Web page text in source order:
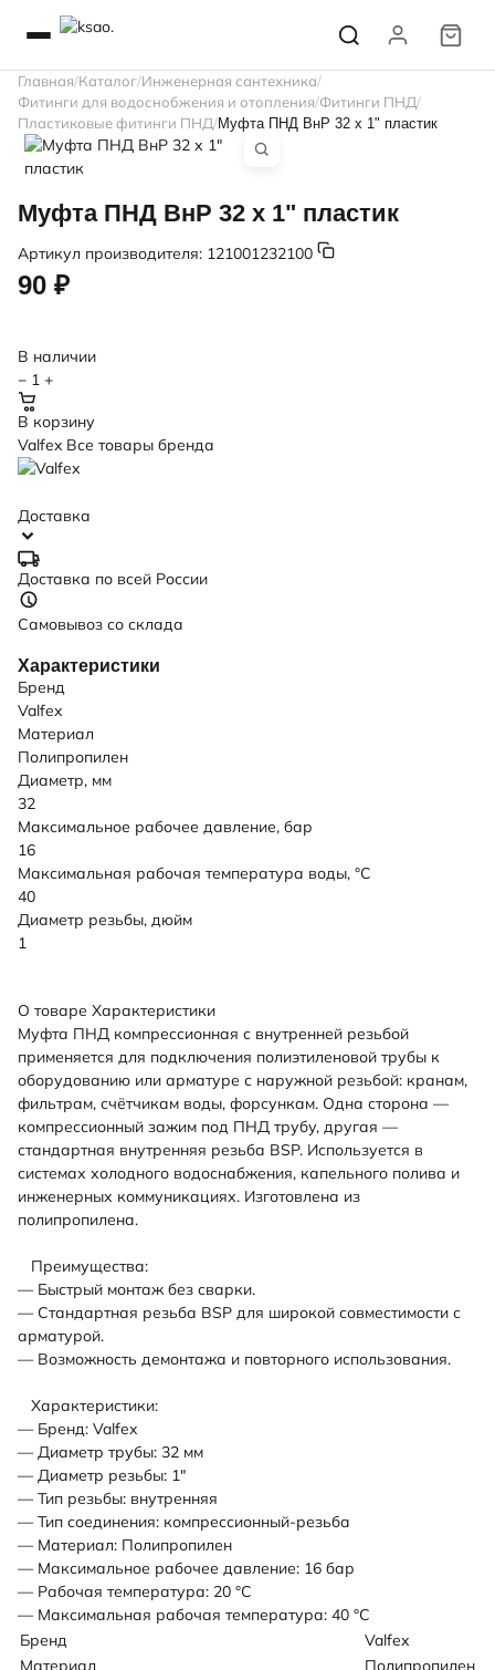
Главная Каталог Инженерная сантехника
Фитинги для водоснобжения и отопления Фитинги ПНД
Пластиковые фитинги ПНД Муфта ПНД ВнР 32 х 1" пластик
Муфта ПНД ВнР 32 х 1" пластик
Артикул производителя: 121001232100
90 ₽
В наличии
− 1 +
В корзину
Valfex Все товары бренда
Доставка
Доставка по всей России
Самовывоз со склада
Характеристики
Бренд
Valfex
Материал
Полипропилен
Диаметр, мм
32
Максимальное рабочее давление, бар
16
Максимальная рабочая температура воды, °C
40
Диаметр резьбы, дюйм
1
О товаре Характеристики
Муфта ПНД компрессионная с внутренней резьбой
применяется для подключения полиэтиленовой трубы к
оборудованию или арматуре с наружной резьбой: кранам,
фильтрам, счётчикам воды, форсункам. Одна сторона —
компрессионный зажим под ПНД трубу, другая —
стандартная внутренняя резьба BSP. Используется в
системах холодного водоснабжения, капельного полива и
инженерных коммуникациях. Изготовлена из
полипропилена.
Преимущества:
— Быстрый монтаж без сварки.
— Стандартная резьба BSP для широкой совместимости с
арматурой.
— Возможность демонтажа и повторного использования.
Характеристики:
— Бренд: Valfex
— Диаметр трубы: 32 мм
— Диаметр резьбы: 1"
— Тип резьбы: внутренняя
— Тип соединения: компрессионный-резьба
— Материал: Полипропилен
— Максимальное рабочее давление: 16 бар
— Рабочая температура: 20 °С
— Максимальная рабочая температура: 40 °С
Бренд
Valfex
Материал
Полипропилен